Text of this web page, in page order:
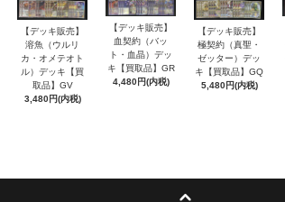
【デッキ販売】
溶魚（ウルリ
カ・オメテオト
ル）デッキ【買
取品】GV
3,480円(内税)
【デッキ販売】
血契約（バッ
ト・血晶）デッ
キ【買取品】GR
4,480円(内税)
【デッキ販売】
極契約（真聖・
ゼッター）デッ
キ【買取品】GQ
5,480円(内税)